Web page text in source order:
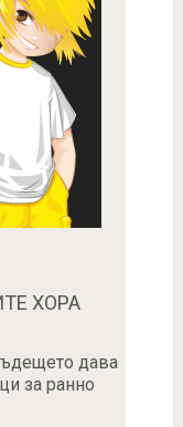
ХОРА
дава
за ранно